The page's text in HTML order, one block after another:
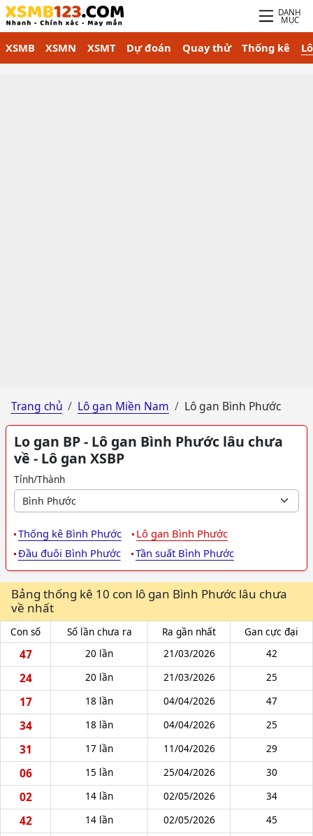
DANH
MỤC
XSMB XSMN XSMT Dự đoán Quay thử Thống kê
Trang chủ Lô gan Miền Nam Lô gan Bình Phước
Lo gan BP - Lô gan Bình Phước lâu chưa
về - Lô gan XSBP
Tỉnh/Thành
Thống kê Bình Phước
Lô gan Bình Phước
Đầu đuôi Bình Phước
Tần suất Bình Phước
Bảng thống kê 10 con lô gan Bình Phước lâu chưa
về nhất
Con số Số lần chưa ra Ra gần nhất Gan cực đại
47 20 lần 21/03/2026 42
24 20 lần 21/03/2026 25
17 18 lần 04/04/2026 47
34 18 lần 04/04/2026 25
31 17 lần 11/04/2026 29
06 15 lần 25/04/2026 30
02 14 lần 02/05/2026 34
42 14 lần 02/05/2026 45